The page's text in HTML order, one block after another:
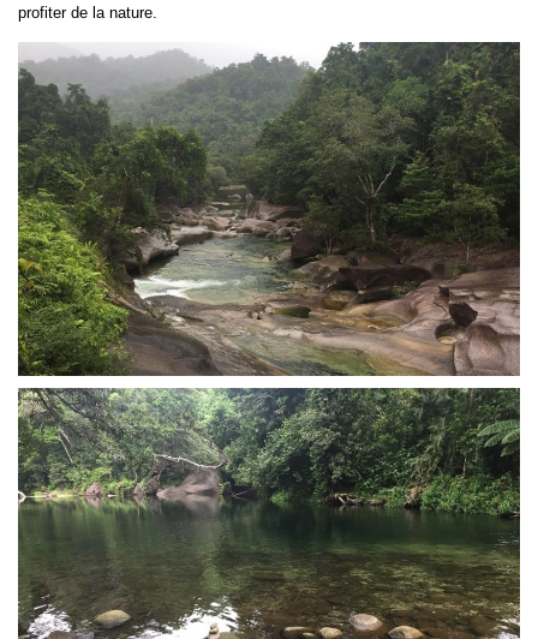
profiter de la nature.